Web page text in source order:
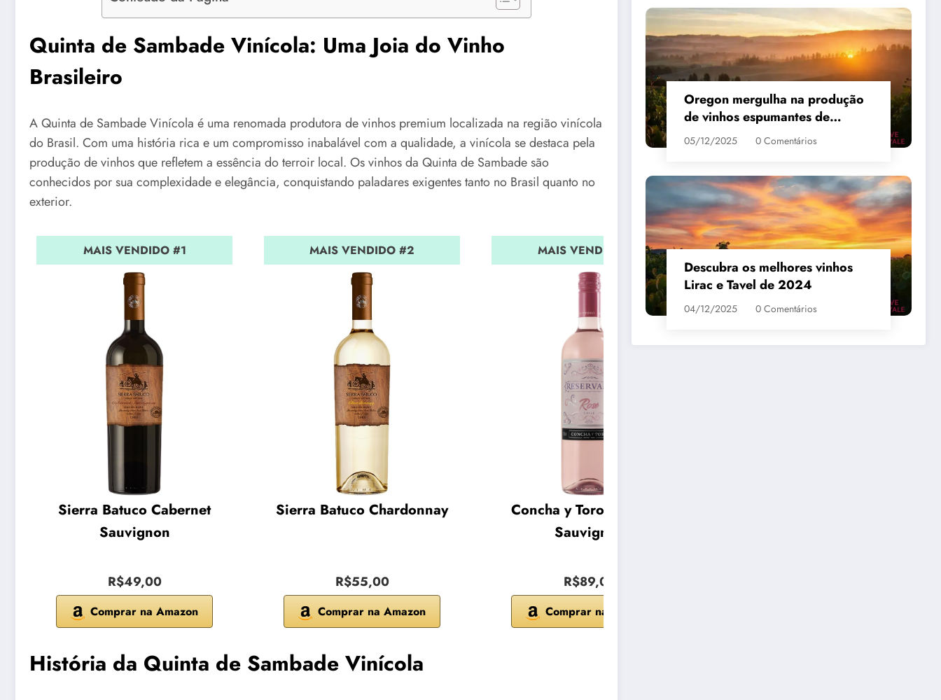
Quinta de Sambade Vinícola: Uma Joia do Vinho
Brasileiro
A Quinta de Sambade Vinícola é uma renomada produtora de vinhos premium localizada na região vinícola
do Brasil. Com uma história rica e um compromisso inabalável com a qualidade, a vinícola se destaca pela
produção de vinhos que refletem a essência do terroir local. Os vinhos da Quinta de Sambade são
conhecidos por sua complexidade e elegância, conquistando paladares exigentes tanto no Brasil quanto no
exterior.
MAIS VENDIDO #1
Sierra Batuco Cabernet
Sauvignon
R$49,00
Comprar na Amazon
MAIS VENDIDO #2
Sierra Batuco Chardonnay
R$55,00
Comprar na Amazon
MAIS VENDIDO #3
Concha y Toro Cabernet
Sauvignon
R$89,00
Comprar na Amazon
MAIS VENDIDO #4
História da Quinta de Sambade Vinícola
Oregon mergulha na produção
de vinhos espumantes de
qualidade
05/12/2025 0 Comentários
Descubra os melhores vinhos
Lirac e Tavel de 2024
04/12/2025 0 Comentários